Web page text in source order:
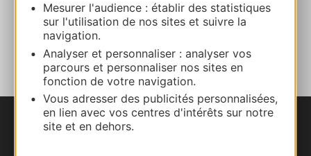
Mesurer l'audience : établir des statistiques
sur l'utilisation de nos sites et suivre la
navigation.
Analyser et personnaliser : analyser vos
parcours et personnaliser nos sites en
fonction de votre navigation.
Vous adresser des publicités personnalisées,
en lien avec vos centres d'intérêts sur notre
site et en dehors.
AJOUTER
AU CARNET
Nous contacter